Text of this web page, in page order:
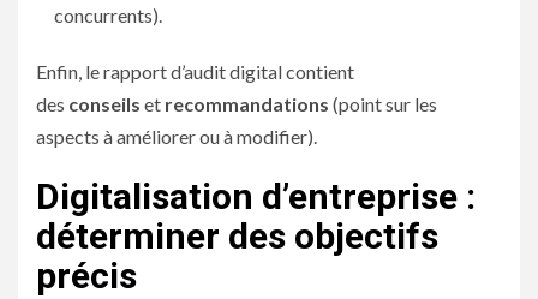
concurrents).
Enfin, le rapport d’audit digital contient
des conseils et recommandations (point sur les
aspects à améliorer ou à modifier).
Digitalisation d’entreprise :
déterminer des objectifs
précis